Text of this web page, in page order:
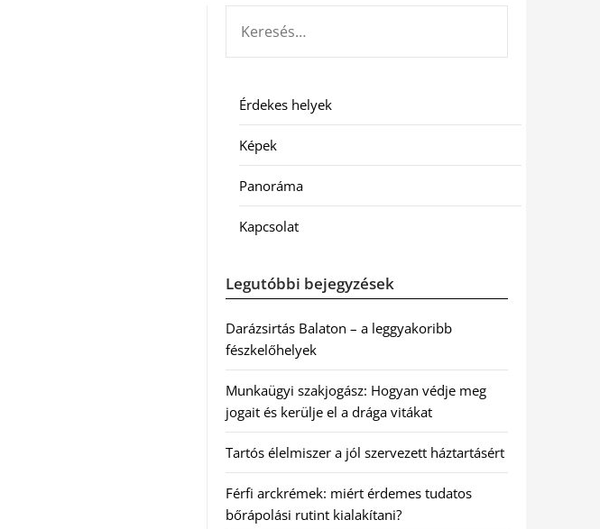
Érdekes helyek
Képek
Panoráma
Kapcsolat
Legutóbbi bejegyzések
Darázsirtás Balaton – a leggyakoribb
fészkelőhelyek
Munkaügyi szakjogász: Hogyan védje meg
jogait és kerülje el a drága vitákat
Tartós élelmiszer a jól szervezett háztartásért
Férfi arckrémek: miért érdemes tudatos
bőrápolási rutint kialakítani?